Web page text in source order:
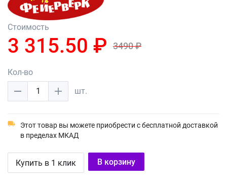
Стоимость
3 315.50 ₽ 3490 ₽
Кол-во
1
шт.
Этот товар вы можете приобрести с бесплатной доставкой
в пределах МКАД
Купить в 1 клик В корзину